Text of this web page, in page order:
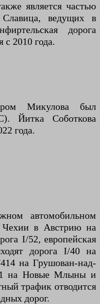
является частью
ведущих в
дорога
с 2010 года.
Микулова был
Йитка Соботкова
года.
автомобильном
Чехии в Австрию на
I/52, европейская
дорога I/40 на
на Грушован-над-
на Новые Млыны и
трафик отводится
дорог.